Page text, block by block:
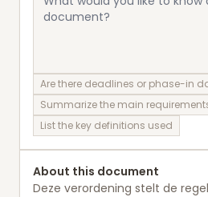
Are there deadlines or phase-in
Summarize the main
List the key definitions used
About this document
Deze verordening stelt de